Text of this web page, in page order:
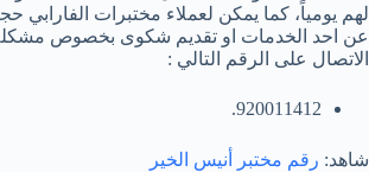
لهم يومياً، كما يمكن لعملاء مختبرات الفارابي
عن احد الخدمات او تقديم شكوى بخصوص
الاتصال على الرقم التالي :
920011412.
شاهد: رقم مختبر أنيس الخير